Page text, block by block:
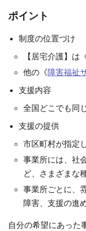
ポイント
制度の位置づけ
【居宅介護】は
他の《障害福祉
支援内容
全国どこでも同
支援の提供
市区町村が指定
事業所には、社
ど、さまざまな
事業所ごとに、
障害、支援の進
自分の希望にあった